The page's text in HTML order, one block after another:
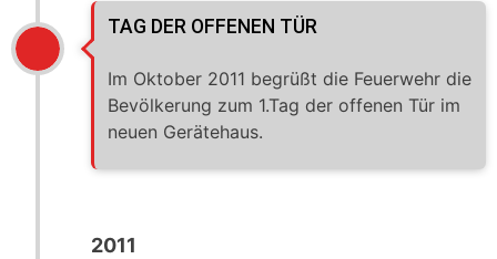
TAG DER OFFENEN TÜR
Im Oktober 2011 begrüßt die Feuerwehr die
Bevölkerung zum 1.Tag der offenen Tür im
neuen Gerätehaus.
2011